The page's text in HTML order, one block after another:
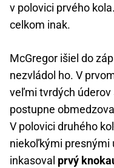
v polovici prvého
celkom inak.
McGregor išiel do
nezvládol ho. V
veľmi tvrdých
postupne
V polovici druhého
niekoľkými presnými
inkasoval prvý